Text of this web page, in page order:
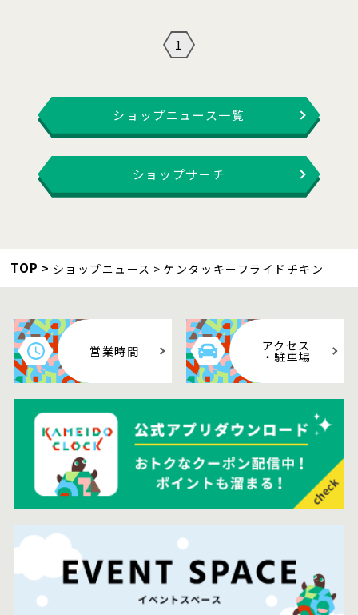
1
ショップニュース一覧
ショップサーチ
TOP ショップニュース ケンタッキーフライドチキン
営業時間 アクセス
・駐車場